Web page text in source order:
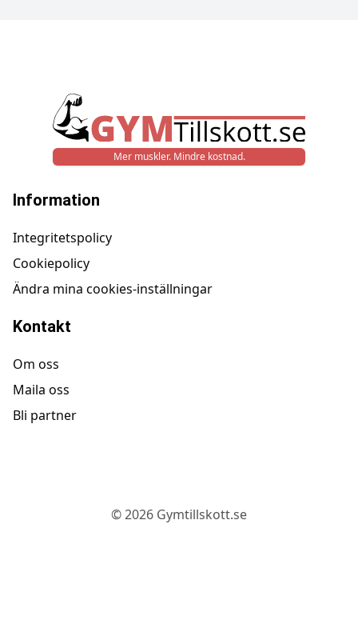
Mer muskler. Mindre kostnad.
Information
Integritetspolicy
Cookiepolicy
Ändra mina cookies-inställningar
Kontakt
Om oss
Maila oss
Bli partner
©2026 Gymtillskott.se